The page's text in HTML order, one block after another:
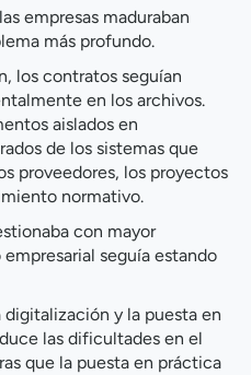
empresas maduraban
más profundo.
los contratos seguían
en los archivos.
aislados en
de los sistemas que
proveedores, los proyectos
normativo.
con mayor
seguía estando
y la puesta en
las dificultades en el
que la puesta en práctica